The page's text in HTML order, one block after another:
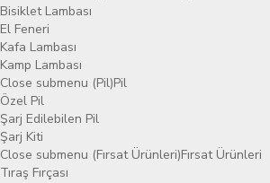
Bisiklet Lambası
El Feneri
Kafa Lambası
Kamp Lambası
Close submenu (Pil)Pil
Özel Pil
Şarj Edilebilen Pil
Şarj Kiti
Close submenu (Fırsat Ürünleri)Fırsat Ürünleri
Tıraş Fırçası